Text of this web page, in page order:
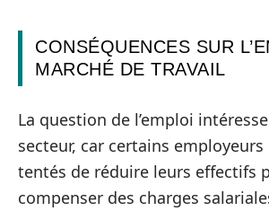
CONSÉQUENCES SUR
MARCHÉ DE TRAVAIL
La question de l’emploi
secteur, car certains
tentés de réduire leurs effectifs
compenser des charges